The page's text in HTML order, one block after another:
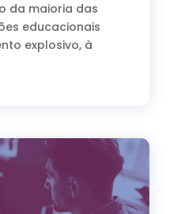
da maioria das
educacionais
explosivo, à